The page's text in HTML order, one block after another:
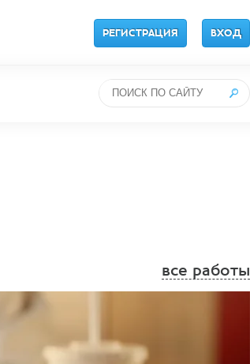
РЕГИСТРАЦИЯ ВХОД
все работы